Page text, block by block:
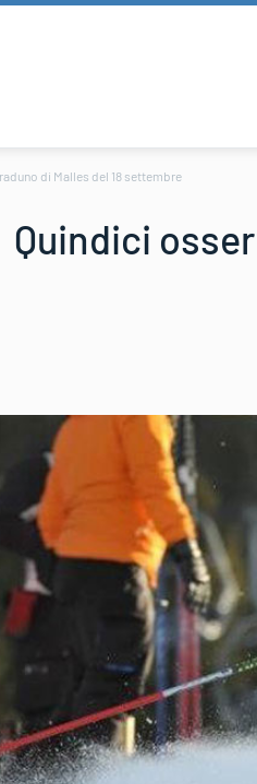
di Malles del 18 settembre
Quindici